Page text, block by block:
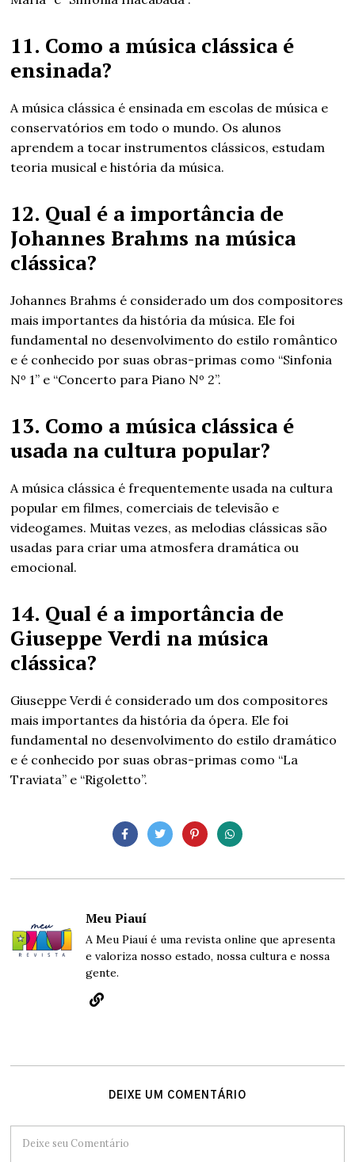
11. Como a música clássica é
ensinada?
A música clássica é ensinada em escolas de música e
conservatórios em todo o mundo. Os alunos
aprendem a tocar instrumentos clássicos, estudam
teoria musical e história da música.
12. Qual é a importância de
Johannes Brahms na música
clássica?
Johannes Brahms é considerado um dos compositores
mais importantes da história da música. Ele foi
fundamental no desenvolvimento do estilo romântico
e é conhecido por suas obras-primas como “Sinfonia
Nº 1” e “Concerto para Piano Nº 2”.
13. Como a música clássica é
usada na cultura popular?
A música clássica é frequentemente usada na cultura
popular em filmes, comerciais de televisão e
videogames. Muitas vezes, as melodias clássicas são
usadas para criar uma atmosfera dramática ou
emocional.
14. Qual é a importância de
Giuseppe Verdi na música
clássica?
Giuseppe Verdi é considerado um dos compositores
mais importantes da história da ópera. Ele foi
fundamental no desenvolvimento do estilo dramático
e é conhecido por suas obras-primas como “La
Traviata” e “Rigoletto”.
Meu Piauí
A Meu Piauí é uma revista online que apresenta
e valoriza nosso estado, nossa cultura e nossa
gente.
DEIXE UM COMENTÁRIO